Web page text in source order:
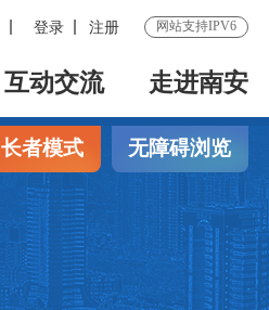
登录 注册 网站支持IPV6
互动交流 走进南安
长者模式 无障碍浏览